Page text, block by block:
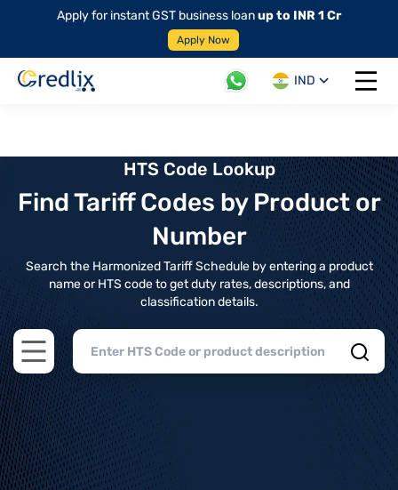
Apply for instant GST business loanup to INR 1 Cr
Apply Now
IND
Open
HTS Code Lookup
Find Tariff Codes by Product or
Number
Search the Harmonized Tariff Schedule by entering a product
name or HTS code to get duty rates, descriptions, and
classification details.
Open main menu